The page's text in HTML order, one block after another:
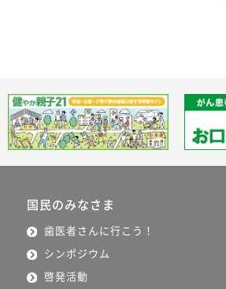
国民のみなさま
歯医者さんに行こう！
シンポジウム
啓発活動